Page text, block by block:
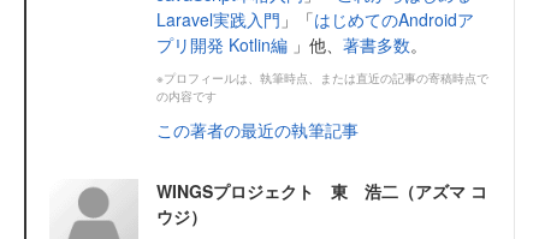
Laravel実践入門 」「はじめてのAndroidア
プリ開発 Kotlin編 」他、 著書多数。
※プロフィールは、執筆時点、または直近の記事の寄稿時点で
の内容です
この著者の最近の執筆記事
WINGSプロジェクト 東 浩二（アズマ コ
ウジ）